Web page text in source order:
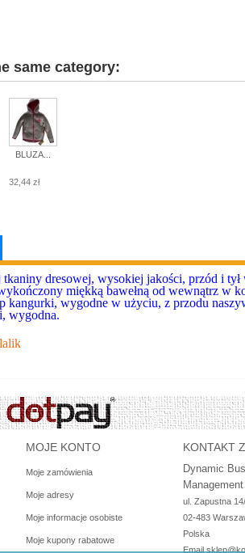
same category:
BLUZA...
32,44 zł
dresowej, wysokiej jakości, przód i
miękką bawełną od wewnątrz w
kangurki, wygodne w użyciu, z przodu
wygodna.
MOJE KONTO
Moje zamówienia
Moje adresy
Moje informacje osobiste
Moje kupony rabatowe
KONTAKT
Dynamic
ul. Zapustna
02-483
Polska
Email